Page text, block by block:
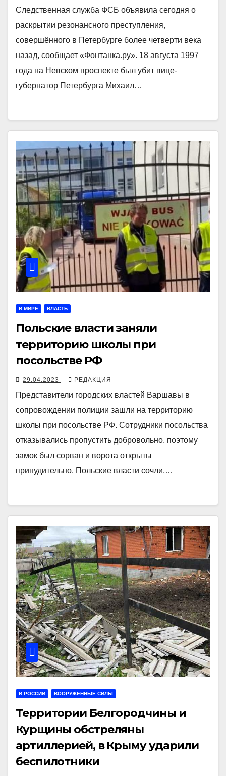
Следственная служба ФСБ объявила сегодня о
раскрытии резонансного преступления,
совершённого в Петербурге более четверти века
назад, сообщает «Фонтанка.ру». 18 августа 1997
года на Невском проспекте был убит вице-
губернатор Петербурга Михаил…
В МИРЕ ВЛАСТЬ
Польские власти заняли
территорию школы при
посольстве РФ
29.04.2023 РЕДАКЦИЯ
Представители городских властей Варшавы в
сопровождении полиции зашли на территорию
школы при посольстве РФ. Сотрудники посольства
отказывались пропустить добровольно, поэтому
замок был сорван и ворота открыты
принудительно. Польские власти сочли,…
В РОССИИ ВООРУЖЁННЫЕ СИЛЫ
Территории Белгородчины и
Курщины обстреляны
артиллерией, в Крыму ударили
беспилотники